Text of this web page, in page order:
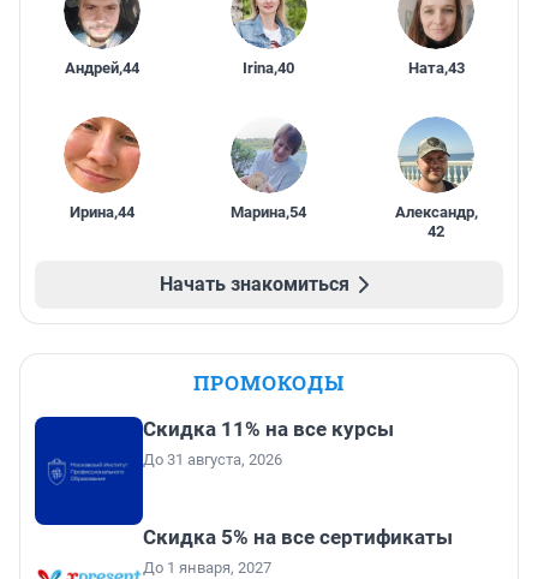
Андрей,44 Irina,40 Ната,43
Ирина,44 Марина,54 Александр,
42
Начать знакомиться
ПРОМОКОДЫ
Скидка 11% на все курсы
До 31 августа, 2026
Скидка 5% на все сертификаты
До 1 января, 2027